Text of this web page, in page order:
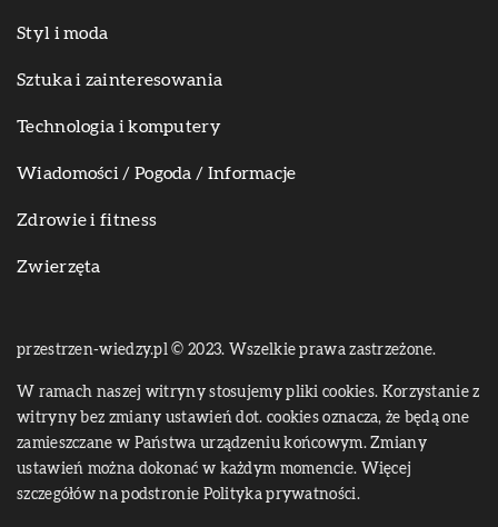
Styl i moda
Sztuka i zainteresowania
Technologia i komputery
Wiadomości / Pogoda / Informacje
Zdrowie i fitness
Zwierzęta
przestrzen-wiedzy.pl © 2023. Wszelkie prawa zastrzeżone.
W ramach naszej witryny stosujemy pliki cookies. Korzystanie z
witryny bez zmiany ustawień dot. cookies oznacza, że będą one
zamieszczane w Państwa urządzeniu końcowym. Zmiany
ustawień można dokonać w każdym momencie. Więcej
szczegółów na podstronie Polityka prywatności.